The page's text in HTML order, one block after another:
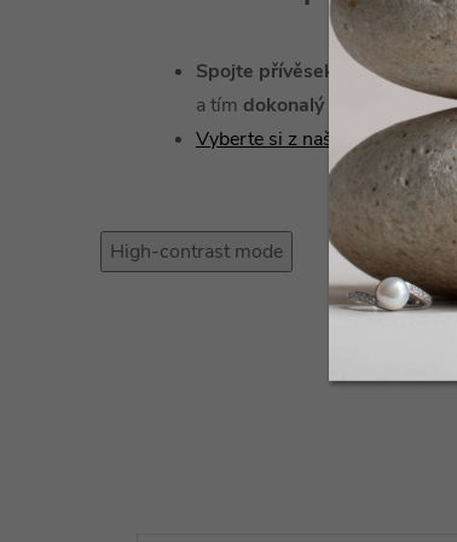
Spojte přívěsek s řetízkem,
a tím dokonalý dárek.
Vyberte si z naší široké
High-contrast mode